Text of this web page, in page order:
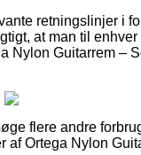
retningslinjer i
at man til
Nylon Guitarrem –
flere andre
Ortega Nylon